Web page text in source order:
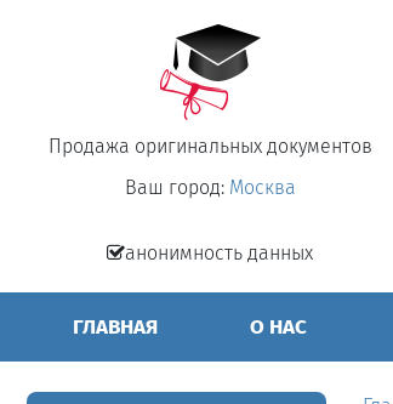
Продажа оригинальных документов
Ваш город: Москва
анонимность данных
ГЛАВНАЯ О НАС